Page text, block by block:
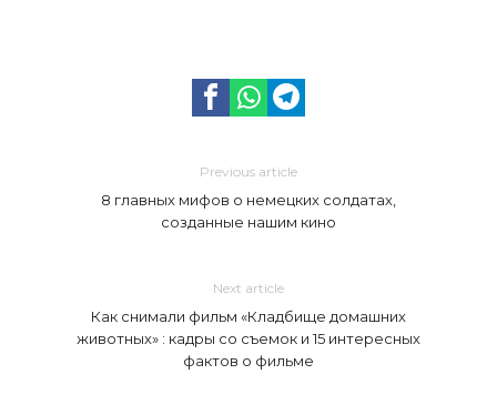
Previous article
8 главных мифов о немецких солдатах,
созданные нашим кино
Next article
Как снимали фильм «Кладбище домашних
животных» : кадры со съемок и 15 интересных
фактов о фильме